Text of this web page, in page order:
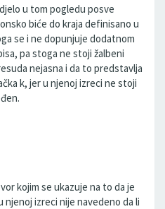
u tom pogledu posve
biće do kraja definisano u
se i ne dopunjuje dodatnom
pa stoga ne stoji žalbeni
nejasna i da to predstavlja
k, jer u njenoj izreci ne stoji
kojim se ukazuje na to da je
njenoj izreci nije navedeno da li